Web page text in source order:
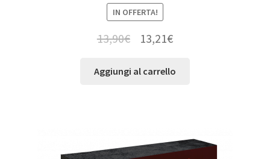
IN OFFERTA!
13,90€ 13,21€
Aggiungi al carrello